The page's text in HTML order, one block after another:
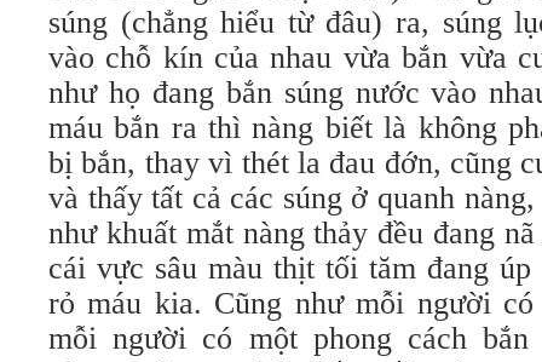
súng (chẳng hiểu từ đâu) ra, súng
vào chỗ kín của nhau vừa bắn vừa
như họ đang bắn súng nước vào
máu bắn ra thì nàng biết là không
bị bắn, thay vì thét la đau đớn, cũng
và thấy tất cả các súng ở quanh
như khuất mắt nàng thảy đều đang
cái vực sâu màu thịt tối tăm đang
rỏ máu kia. Cũng như mỗi người có
mỗi người có một phong cách